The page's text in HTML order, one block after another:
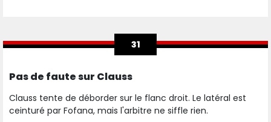
31
Pas de faute sur Clauss
Clauss tente de déborder sur le flanc droit. Le latéral est
ceinturé par Fofana, mais l'arbitre ne siffle rien.